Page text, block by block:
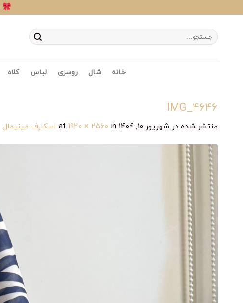
to
contentجستجو
برای:
خانه شال روسری لباس کلاه
IMG_4646
منتشر شده در شهریور ۱۰, ۱۴۰۴ 1920 × 2560 in اسکارف مینیمال